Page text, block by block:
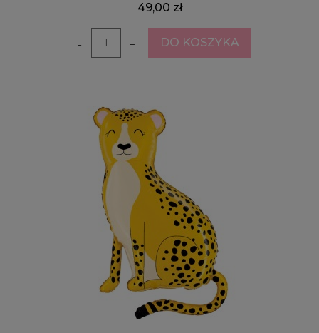
49,00 zł
- + DO KOSZYKA